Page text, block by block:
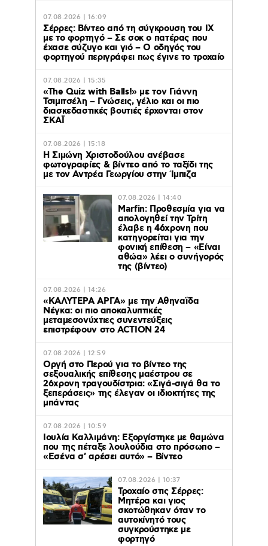
07.08.2026 | 16:09
Σέρρες: Βίντεο από τη σύγκρουση του ΙΧ
με το φορτηγό – Σε σοκ ο πατέρας που
έχασε σύζυγο και γιό – Ο οδηγός του
φορτηγού περιγράφει πως έγινε το τροχαίο
07.08.2026 | 15:35
«The Quiz with Balls!» με τον Γιάννη
Τσιμιτσέλη – Γνώσεις, γέλιο και οι πιο
διασκεδαστικές βουτιές έρχονται στον
ΣΚΑΪ
07.08.2026 | 15:18
Η Σιμώνη Χριστοδούλου ανέβασε
φωτογραφίες & βίντεο από το ταξίδι της
με τον Αντρέα Γεωργίου στην Ίμπιζα
07.08.2026 | 14:40
Marfin: Προθεσμία για να
απολογηθεί την Τρίτη
έλαβε η 46χρονη που
κατηγορείται για την
φονική επίθεση – «Είναι
αθώα» λέει ο συνήγορός
της (βίντεο)
07.08.2026 | 14:26
«ΚΑΛΥΤΕΡΑ ΑΡΓΑ» με την Αθηναΐδα
Νέγκα: οι πιο αποκαλυπτικές
μεταμεσονύχτιες συνεντεύξεις
επιστρέφουν στο ACTION 24
07.08.2026 | 12:59
Οργή στο Περού για το βίντεο της
σεξουαλικής επίθεσης μαέστρου σε
26χρονη τραγουδίστρια: «Σιγά-σιγά θα το
ξεπεράσεις» της έλεγαν οι ιδιοκτήτες της
μπάντας
07.08.2026 | 10:59
Ιουλία Καλλιμάνη: Εξοργίστηκε με θαμώνα
που της πέταξε λουλούδια στο πρόσωπο –
«Εσένα σ’ αρέσει αυτό» – Βίντεο
07.08.2026 | 10:37
Τροχαίο στις Σέρρες:
Μητέρα και γιος
σκοτώθηκαν όταν το
αυτοκίνητό τους
συγκρούστηκε με
φορτηγό